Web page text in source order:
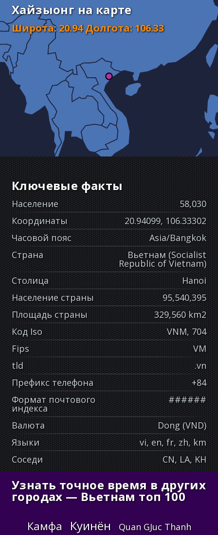
Хайзыонг на карте
Широта:20.94 Долгота:106.33
Ключевые факты
Население
58,030
Координаты
20.94099, 106.33302
Часовой пояс
Asia/Bangkok
Страна
Вьетнам (Socialist
Republic of Vietnam)
Столица
Hanoi
Население страны
95,540,395
Площадь страны
329,560 km2
Код Iso
VNM, 704
Fips
VM
tld
.vn
Префикс телефона
+84
Формат почтового
индекса
######
Валюта
Dong (VND)
Языки
vi, en, fr, zh, km
Соседи
CN, LA, KH
Узнать точное время в других
городах — Вьетнам топ 100
Камфа Куинён Quan GJuc Thanh